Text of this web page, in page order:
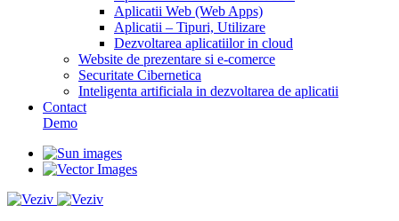
Aplicatii Web (Web Apps)
Aplicatii – Tipuri, Utilizare
Dezvoltarea aplicatiilor in cloud
Website de prezentare si e-comerce
Securitate Cibernetica
Inteligenta artificiala in dezvoltarea de aplicatii
Contact
Demo